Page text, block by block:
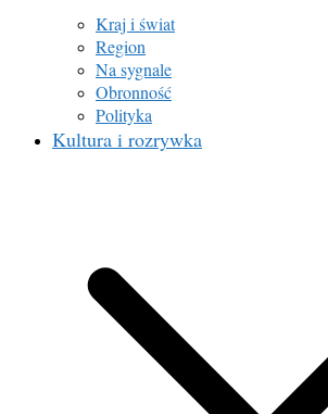
Kraj i świat
Region
Na sygnale
Obronność
Polityka
Kultura i rozrywka